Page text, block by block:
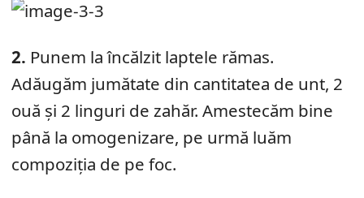
2. Punem la încălzit laptele rămas.
Adăugăm jumătate din cantitatea de unt, 2
ouă și 2 linguri de zahăr. Amestecăm bine
până la omogenizare, pe urmă luăm
compoziția de pe foc.